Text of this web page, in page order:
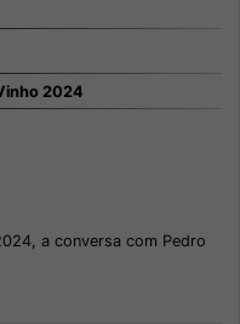
2024
a conversa com Pedro